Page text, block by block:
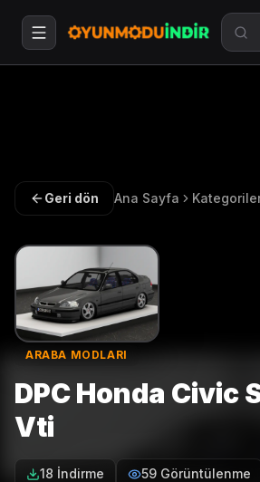
Geri dön Ana Sayfa
ARABA MODLARI
DPC Honda Civic
Vti
18 İndirme
59 Görüntülenme